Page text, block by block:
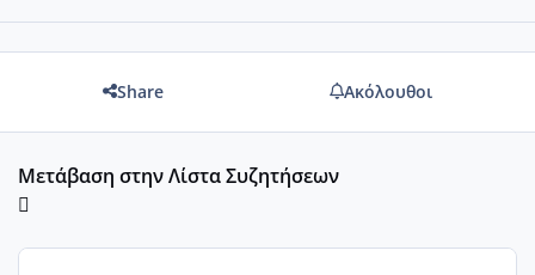
Share Ακόλουθοι
Μετάβαση στην Λίστα Συζητήσεων